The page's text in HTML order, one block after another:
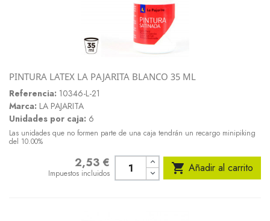
PINTURA LATEX LA PAJARITA BLANCO 35 ML
Referencia: 10346-L-21
Marca: LA PAJARITA
Unidades por caja: 6
Las unidades que no formen parte de una caja tendrán un recargo minipiking
del 10.00%
2,53 €
Impuestos incluidos  Añadir al carrito